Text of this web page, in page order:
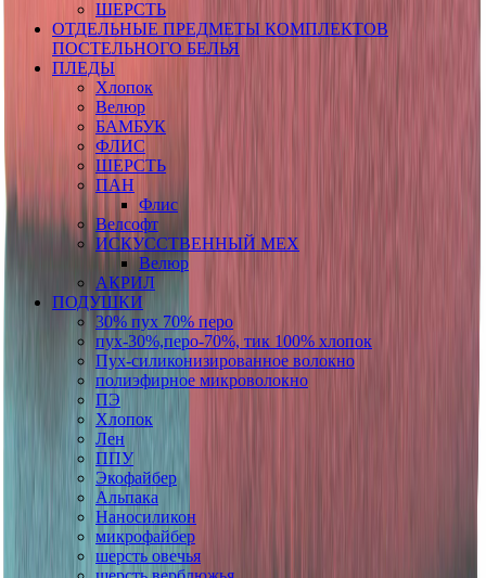
ШЕРСТЬ
ОТДЕЛЬНЫЕ ПРЕДМЕТЫ КОМПЛЕКТОВ
ПОСТЕЛЬНОГО БЕЛЬЯ
ПЛЕДЫ
Хлопок
Велюр
БАМБУК
ФЛИС
ШЕРСТЬ
ПАН
Флис
Велсофт
ИСКУССТВЕННЫЙ МЕХ
Велюр
АКРИЛ
ПОДУШКИ
30% пух 70% перо
пух-30%,перо-70%, тик 100% хлопок
Пух-силиконизированное волокно
полиэфирное микроволокно
ПЭ
Хлопок
Лен
ППУ
Экофайбер
Альпака
Наносиликон
микрофайбер
шерсть овечья